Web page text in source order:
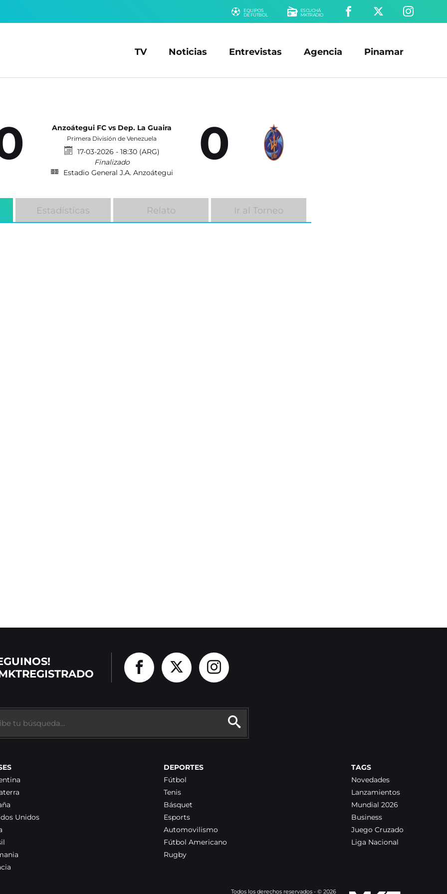
EQUIPOS
DE FÚTBOL
ESCUCHÁ
MKTRADIO
TV Noticias Entrevistas Agencia Pinamar
0
Anzoátegui FC vs Dep. La Guaira
Primera División de Venezuela
17-03-2026 - 18:30 (ARG)
Finalizado
Estadio General J.A. Anzoátegui
Estadísticas Relato Ir al Torneo
Unidos
DEPORTES
Fútbol
Tenis
Básquet
Esports
Automovilismo
Fútbol Americano
Rugby
TAGS
Novedades
Lanzamientos
Mundial 2026
Business
Juego Cruzado
Liga Nacional
Todos los derechos reservados - © 2026